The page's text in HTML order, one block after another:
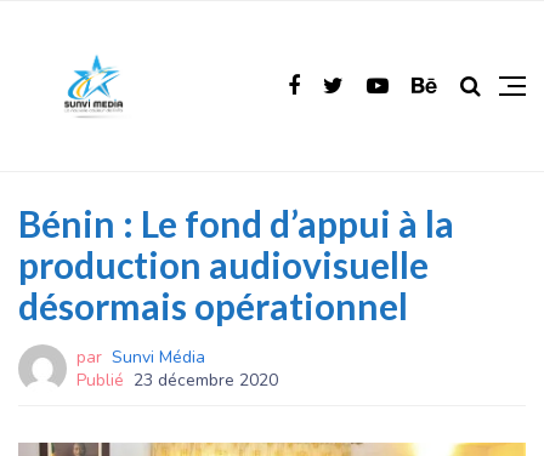
Bénin : Le fond d’appui à la
production audiovisuelle
désormais opérationnel
par Sunvi Média
Publié 23 décembre 2020